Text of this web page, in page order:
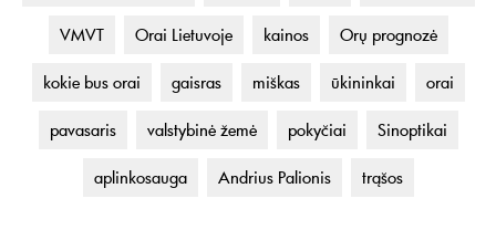
VMVT Orai Lietuvoje kainos Orų prognozė
kokie bus orai gaisras miškas ūkininkai orai
pavasaris valstybinė žemė pokyčiai Sinoptikai
aplinkosauga Andrius Palionis trąšos